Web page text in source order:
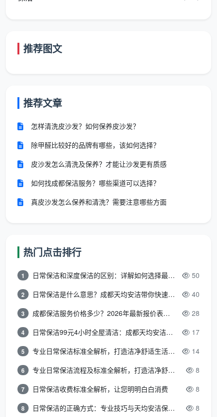
2小时服务的时间分配与效率秘诀
建筑面积50㎡以内
通重点清洁区域。
建筑面积90-120㎡：建议预约4小时，以确保清洁
质量。
提升2小时保洁效率的关键在于事前沟通
域（如厨房油污、卫生间水垢），并提前将零散物品简
单归位，这样能最大化利用专业保洁时间。
在成都众多的保洁公司中，
出。
标准化流程，品质可预期：我们严格执行“分区作
业、工具专用”的流程。保洁师上门会携带分区毛
巾、专业清洁剂等基础工具，确保从客厅到卫生间，
清洁工具不交叉使用，避免二次污染。
背景核查与系统培训，服务过程规范可靠。我们理解
客户对“陌生人进家”的顾虑，致力于提供透明、放心
的服务体验。
推荐图文
推荐文章
怎样清洗皮沙发？如何保养皮沙发？
除甲醛比较好的品牌有哪些，该如何选择？
皮沙发怎么清洗及保养？才能让沙发更有质感
如何找成都保洁服务？哪些渠道可以选择？
真皮沙发怎么保养和清洗？需要注意哪些方面
热门点击排行
1 日常保洁和深度保洁的区别：详解如何选择最适合的清洁服务 50
2 日常保洁是什么意思？成都天均安洁带你快速区分“日常vs深度vs开荒” 40
3 成都保洁服务价格多少？2026年最新报价表来了，这一篇看透所有费用 28
4 日常保洁99元4小时全屋清洁：成都天均安洁保洁超值服务全解析 17
5 专业日常保洁标准全解析，打造洁净舒适生活空间 14
6 专业日常保洁流程及标准全解析，打造洁净舒适环境 8
7 日常保洁收费标准全解析，让您明明白白消费 8
8 日常保洁的正确方式：专业技巧与天均安洁保洁服务全解析 8